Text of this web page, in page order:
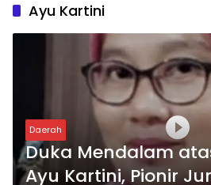
Ayu Kartini
Daerah
Duka Mendalam
Ayu Kartini, Pionir